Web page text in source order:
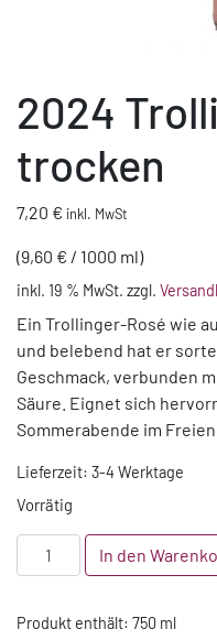
2024
trocken
7,20 € inkl. MwSt
(9,60 € / 1000 ml)
inkl. 19 % MwSt. zzgl.
Ein Trollinger-Rosé wie
und belebend hat er
Geschmack, verbunden
Säure. Eignet sich
Sommerabende im
Lieferzeit: 3-4 Werktage
Vorrätig
2024
Trollinger
"C"
In den
Produkt enthält: 750 ml